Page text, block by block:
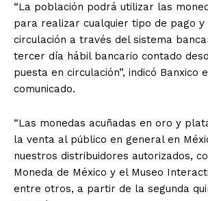
“La población podrá utilizar las
para realizar cualquier tipo de pago y
circulación a través del sistema
tercer día hábil bancario contado
puesta en circulación”, indicó Banxico
comunicado.
“Las monedas acuñadas en oro y
la venta al público en general en
nuestros distribuidores autorizados,
Moneda de México y el Museo
entre otros, a partir de la segunda